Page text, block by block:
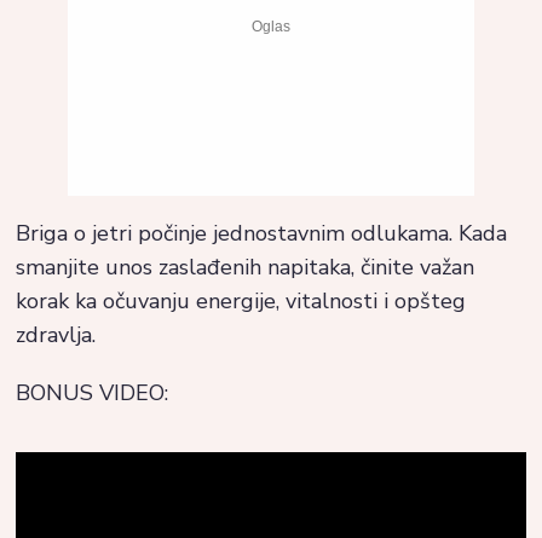
Briga o jetri počinje jednostavnim odlukama. Kada
smanjite unos zaslađenih napitaka, činite važan
korak ka očuvanju energije, vitalnosti i opšteg
zdravlja.
BONUS VIDEO: